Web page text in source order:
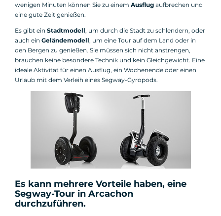
wenigen Minuten können Sie zu einem Ausflug aufbrechen und
eine gute Zeit genießen.
Es gibt ein Stadtmodell, um durch die Stadt zu schlendern, oder
auch ein Geländemodell, um eine Tour auf dem Land oder in
den Bergen zu genießen. Sie müssen sich nicht anstrengen,
brauchen keine besondere Technik und kein Gleichgewicht. Eine
ideale Aktivität für einen Ausflug, ein Wochenende oder einen
Urlaub mit dem Verleih eines Segway-Gyropods.
Es kann mehrere Vorteile haben, eine
Segway-Tour in Arcachon
durchzuführen.